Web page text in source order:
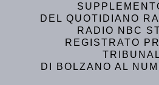
DEL QUOTIDIANO
RADIO NBC
REGISTRATO
DI BOLZANO AL